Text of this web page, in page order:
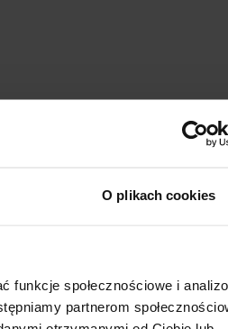
O plikach cookies
funkcje społecznościowe i
partnerom